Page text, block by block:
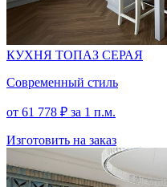
КУХНЯ ТОПАЗ СЕРАЯ
Современный стиль
от 61 778 ₽ за 1 п.м.
Изготовить на заказ